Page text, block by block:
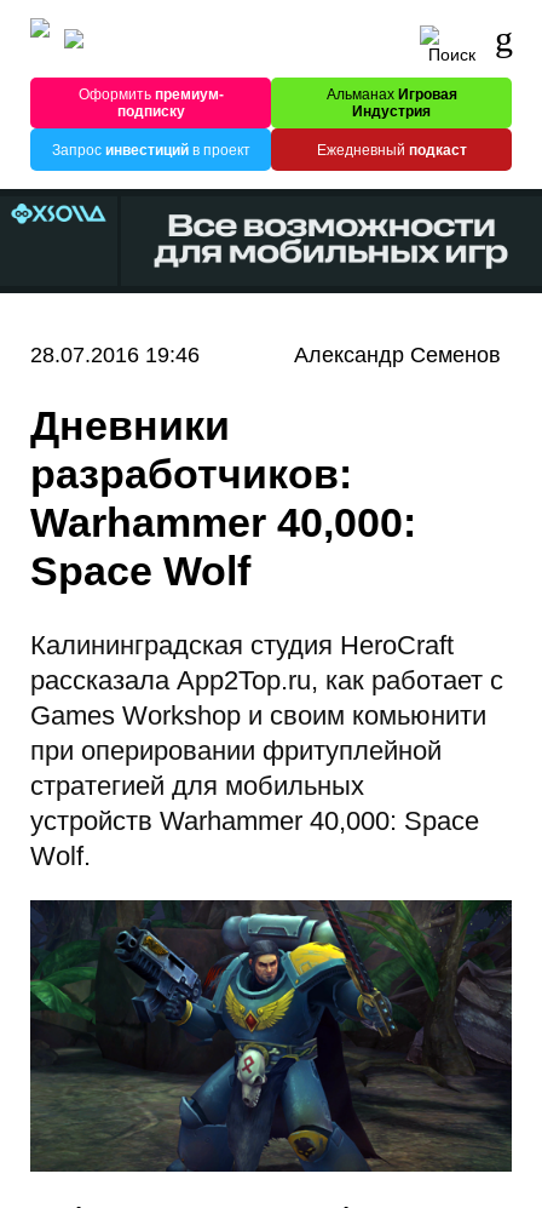
Оформитьпремиум-
подписку
Альманах Игровая
Индустрия
Запрос инвестицийв проект Ежедневный подкаст
28.07.2016 19:46 Александр Семенов
Дневники
разработчиков:
Warhammer 40,000:
Space Wolf
Калининградская студия HeroCraft
рассказала App2Top.ru, как работает с
Games Workshop и своим комьюнити
при оперировании фритуплейной
стратегией для мобильных
устройств Warhammer 40,000: Space
Wolf.